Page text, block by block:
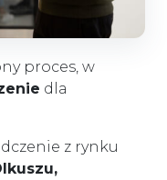
proces, w
dla
z rynku